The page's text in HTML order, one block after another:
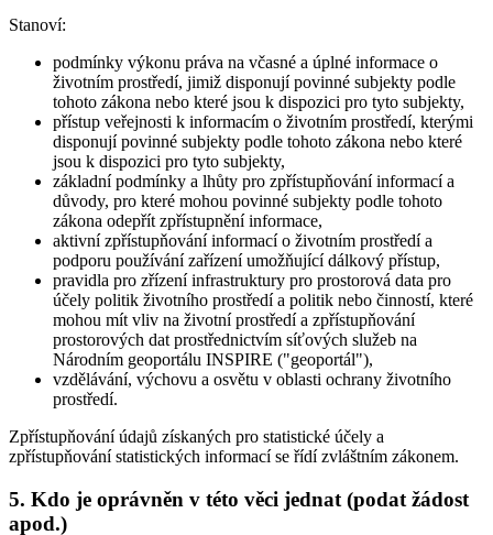
Stanoví:
podmínky výkonu práva na včasné a úplné informace o
životním prostředí, jimiž disponují povinné subjekty podle
tohoto zákona nebo které jsou k dispozici pro tyto subjekty,
přístup veřejnosti k informacím o životním prostředí, kterými
disponují povinné subjekty podle tohoto zákona nebo které
jsou k dispozici pro tyto subjekty,
základní podmínky a lhůty pro zpřístupňování informací a
důvody, pro které mohou povinné subjekty podle tohoto
zákona odepřít zpřístupnění informace,
aktivní zpřístupňování informací o životním prostředí a
podporu používání zařízení umožňující dálkový přístup,
pravidla pro zřízení infrastruktury pro prostorová data pro
účely politik životního prostředí a politik nebo činností, které
mohou mít vliv na životní prostředí a zpřístupňování
prostorových dat prostřednictvím síťových služeb na
Národním geoportálu INSPIRE ("geoportál"),
vzdělávání, výchovu a osvětu v oblasti ochrany životního
prostředí.
Zpřístupňování údajů získaných pro statistické účely a
zpřístupňování statistických informací se řídí zvláštním zákonem.
5. Kdo je oprávněn v této věci jednat (podat žádost
apod.)